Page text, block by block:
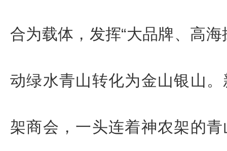
合为载体，发挥“大品牌、高
动绿水青山转化为金山银山
架商会，一头连着神农架的